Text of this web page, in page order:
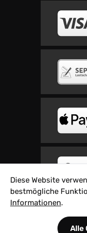
Alle Preise
Diese Website
bestmögliche
Informationen.
Alle